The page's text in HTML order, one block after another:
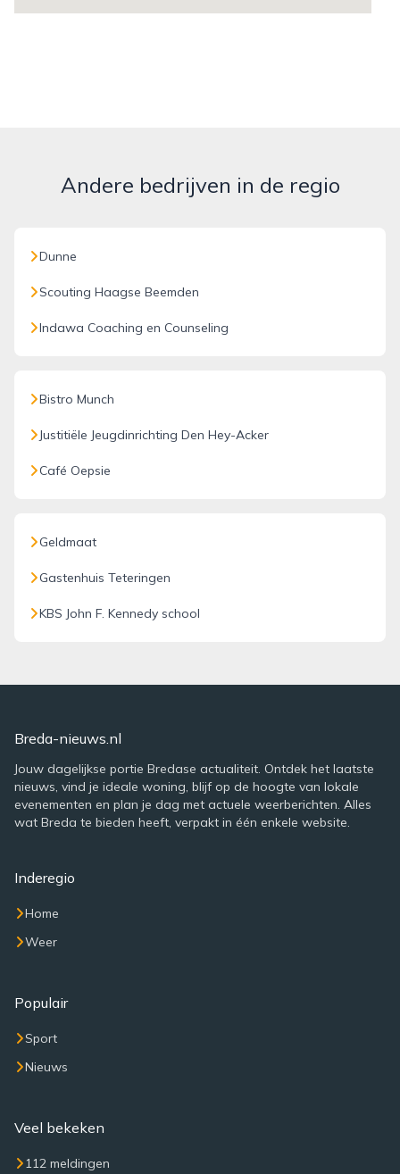
Andere bedrijven in de regio
Dunne
Scouting Haagse Beemden
Indawa Coaching en Counseling
Bistro Munch
Justitiële Jeugdinrichting Den Hey-Acker
Café Oepsie
Geldmaat
Gastenhuis Teteringen
KBS John F. Kennedy school
Breda-nieuws.nl
Jouw dagelijkse portie Bredase actualiteit. Ontdek het laatste
nieuws, vind je ideale woning, blijf op de hoogte van lokale
evenementen en plan je dag met actuele weerberichten. Alles
wat Breda te bieden heeft, verpakt in één enkele website.
Inderegio
Home
Weer
Populair
Sport
Nieuws
Veel bekeken
112 meldingen